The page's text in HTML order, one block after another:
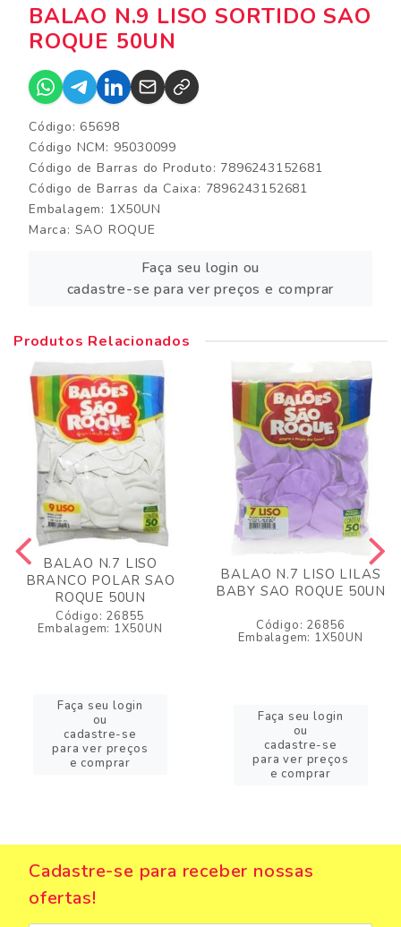
BALAO N.9 LISO SORTIDO SAO
ROQUE 50UN
Código: 65698
Código NCM: 95030099
Código de Barras do Produto: 7896243152681
Código de Barras da Caixa: 7896243152681
Embalagem: 1X50UN
Marca: SAO ROQUE
Faça seu login ou
cadastre-se para ver preços e comprar
Produtos Relacionados
BALAO N.7 LISO
BRANCO POLAR SAO
ROQUE 50UN
Código: 26855
Embalagem: 1X50UN
Faça seu login
ou
cadastre-se
para ver preços
e comprar
BALAO N.7 LISO LILAS
BABY SAO ROQUE 50UN
Código: 26856
Embalagem: 1X50UN
Faça seu login
ou
cadastre-se
para ver preços
e comprar
Cadastre-se para receber nossas
ofertas!